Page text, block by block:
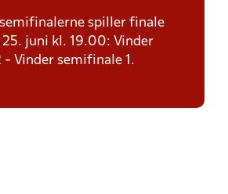
spiller finale
juni kl. 19.00: Vinder
Vinder semifinale 1.